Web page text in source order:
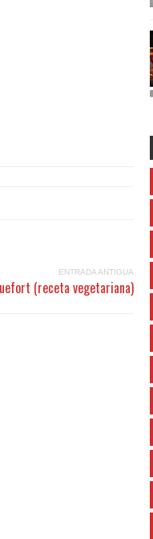
ENTRADA ANTIGUA
(receta vegetariana)